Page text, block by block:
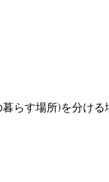
らす場所)を分け